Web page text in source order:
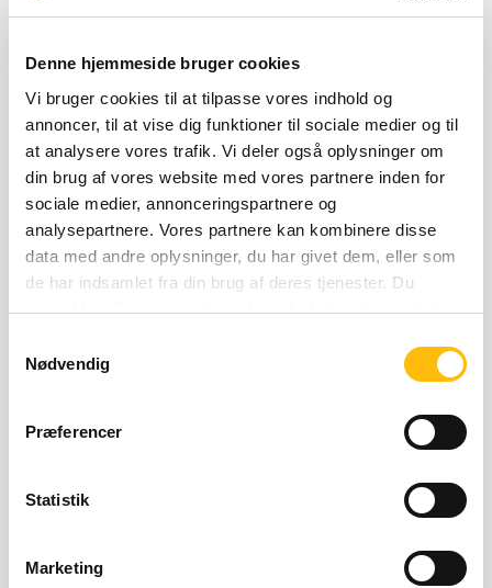
Denne hjemmeside bruger cookies
Vi bruger cookies til at tilpasse vores indhold og
annoncer, til at vise dig funktioner til sociale medier og til
at analysere vores trafik. Vi deler også oplysninger om
din brug af vores website med vores partnere inden for
sociale medier, annonceringspartnere og
analysepartnere. Vores partnere kan kombinere disse
data med andre oplysninger, du har givet dem, eller som
de har indsamlet fra din brug af deres tjenester. Du
samtykker til vores cookies, hvis du fortsætter med at
Nødvendig
Præferencer
Statistik
Marketing
Ingrediens- og allergioplysning
Næringsberegner
Relaterede produkter